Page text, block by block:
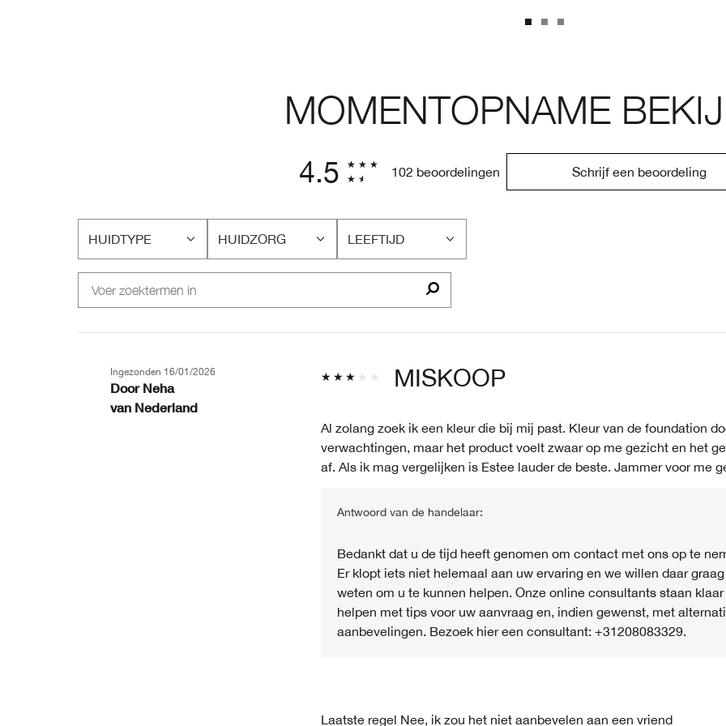
MOMENTOPNAME
4.5 102 beoordelingen Schrijf een beoordeling
HUIDTYPE
FILTER
HUIDTYPE
HUIDZORG
FILTER
LEEFTIJD
FILTER
MISKOOP
Ingezonden 16/01/2026
Door Neha
van Nederland
Al zolang zoek ik een kleur die bij mij past. Kleur van de foundation
verwachtingen, maar het product voelt zwaar op me gezicht en het
af. Als ik mag vergelijken is Estee lauder de beste. Jammer voor me
Antwoord van de handelaar:
Bedankt dat u de tijd heeft genomen om contact met ons op te
Er klopt iets niet helemaal aan uw ervaring en we willen daar
weten om u te kunnen helpen. Onze online consultants staan
helpen met tips voor uw aanvraag en, indien gewenst, met
aanbevelingen. Bezoek hier een consultant: +31208083329.
Laatste regel Nee, ik zou het niet aanbevelen aan een vriend